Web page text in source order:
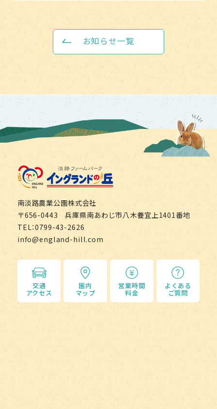
お知らせ一覧
南淡路農業公園株式会社
〒656-0443 兵庫県南あわじ市八木養宜上1401番地
TEL：0799-43-2626
info@england-hill.com
交通
アクセス
園内
マップ
営業時間
料金
よくある
ご質問